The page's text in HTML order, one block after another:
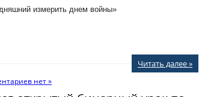
днем войны»
Читать далее »
нет »